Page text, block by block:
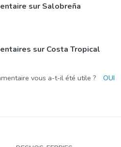
sur Salobreña
sur Costa Tropical
vous a-t-il été utile ? OUI